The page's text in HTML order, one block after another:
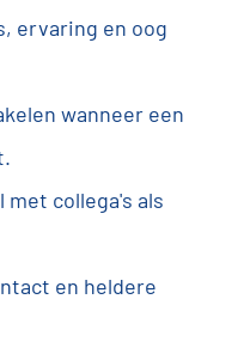
ervaring en oog
wanneer een
met collega's als
en heldere